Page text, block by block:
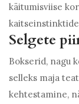
käitumisviise
kaitseinstinktide
Selgete
Bokserid, nagu
selleks maja
kehtestamine,